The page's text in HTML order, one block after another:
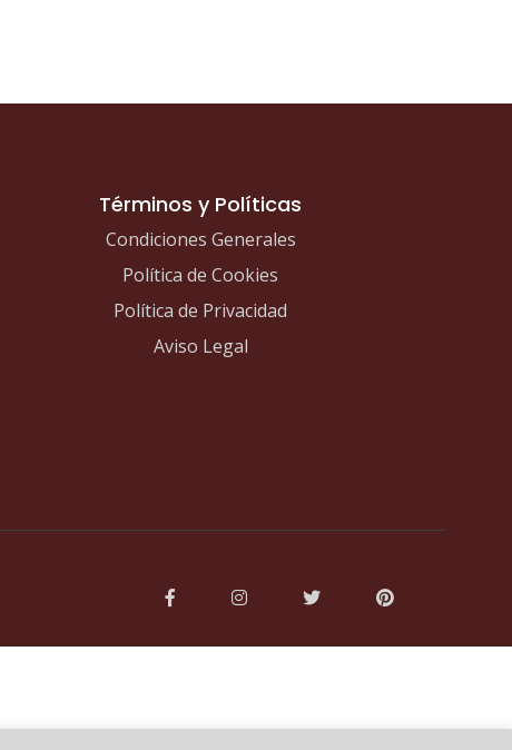
Términos y Políticas
Condiciones Generales
Política de Cookies
Política de Privacidad
Aviso Legal